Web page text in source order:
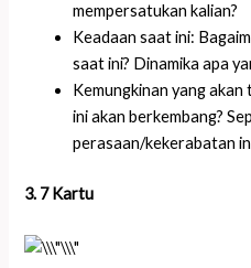
mempersatukan kalian?
Keadaan saat ini:
saat ini? Dinamika apa
Kemungkinan yang
ini akan berkembang?
perasaan/kekerabatan
3. 7 Kartu